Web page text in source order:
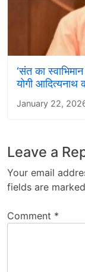
‘संत का
योगी आदित्यनाथ
January 22,
Leave a
Your email
fields are marked
Comment *